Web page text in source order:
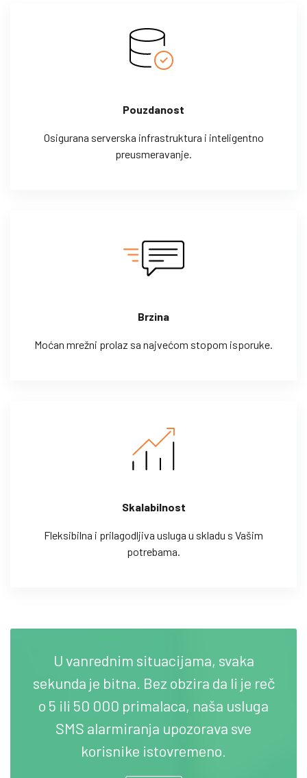
Pouzdanost
Osigurana serverska infrastruktura i inteligentno
preusmeravanje.
Brzina
Moćan mrežni prolaz sa najvećom stopom isporuke.
Skalabilnost
Fleksibilna i prilagodljiva usluga u skladu s Vašim
potrebama.
U vanrednim situacijama, svaka
sekunda je bitna. Bez obzira da li je reč
o 5 ili 50 000 primalaca, naša usluga
SMS alarmiranja upozorava sve
korisnike istovremeno.